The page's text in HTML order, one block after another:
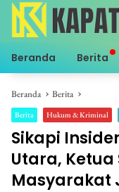
Langsung
konten
Beranda Berita
Beranda Berita
Berita Hukum & Kriminal
Sikapi
Utara, Ketua
Masyarakat